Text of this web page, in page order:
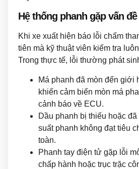
Hệ thống phanh gặp vấn
Khi xe xuất hiện báo lỗi chấm
tiên mà kỹ thuật viên kiểm tra
Trong thực tế, lỗi thường phát
Má phanh đã mòn đến giới
khiến cảm biến mòn má
cảnh báo về ECU.
Dầu phanh bị thiếu hoặc
suất phanh không đạt tiêu
toàn.
Phanh tay điện tử gặp lỗi
chấp hành hoặc trục trặc